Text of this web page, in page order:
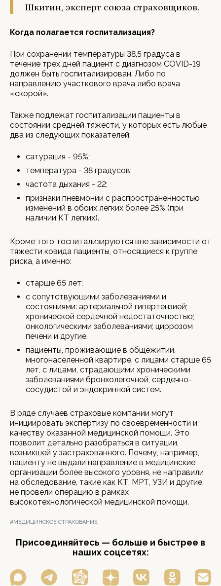
Шкитин, эксперт союза страховщиков.
Когда полагается госпитализация?
При сохранении температуры 38,5 градуса в
течение трех дней пациент с диагнозом COVID-19
должен быть госпитализирован. Либо по
направлению участкового врача либо врача
«скорой».
Также подлежат госпитализации пациенты в
состоянии средней тяжести, у которых есть любые
два из следующих показателей:
сатурация - 95%;
температура - 38 градусов;
частота дыхания - 22;
признаки пневмонии с распространенностью
изменений в обоих легких более 25% (при
наличии КТ легких).
Кроме того, госпитализируются вне зависимости от
тяжести ковида пациенты, относящиеся к группе
риска, а именно:
старше 65 лет;
с сопутствующими заболеваниями и
состояниями: артериальной гипертензией;
хронической сердечной недостаточностью;
онкологическими заболеваниями; циррозом
печени и другие.
пациенты, проживающие в общежитии,
многонаселенной квартире, с лицами старше 65
лет, с лицами, страдающими хроническими
заболеваниями бронхолегочной, сердечно-
сосудистой и эндокринной систем.
В ряде случаев страховые компании могут
инициировать экспертизу по своевременности и
качеству оказанной медицинской помощи. Это
позволит детально разобраться в ситуации,
возникшей у застрахованного. Почему, например,
пациенту не выдали направление в медицинские
организации более высокого уровня, не направили
на обследование, такие как КТ, МРТ, УЗИ и другие,
не провели операцию в рамках
высокотехнологической медицинской помощи.
#МЕДИЦИНСКОЕ СТРАХОВАНИЕ
Присоединяйтесь — больше и быстрее в
наших соцсетях: